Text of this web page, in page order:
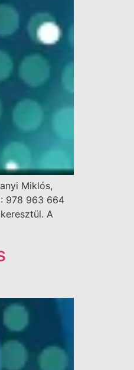
Miklós,
978 963 664
A